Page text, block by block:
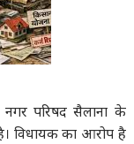
नगर परिषद सैलाना के
विधायक का आरोप है